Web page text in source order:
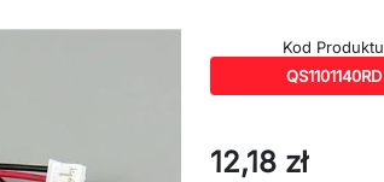
Kod Produktu
QS1101140RD
12,18 zł